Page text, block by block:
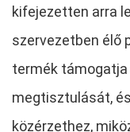
kifejezetten arra
szervezetben élő
termék
megtisztulását,
közérzethez,